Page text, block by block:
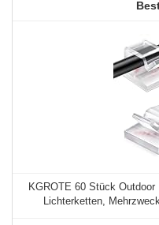
KGROTE 60 Stück
Lichterketten,